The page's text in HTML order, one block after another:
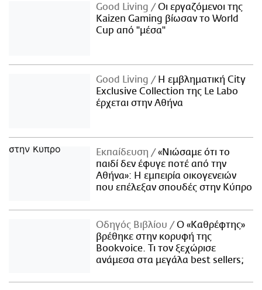
Good Living
Οι εργαζόμενοι της
Kaizen Gaming βίωσαν το World
Cup από "μέσα"
Good Living
Η εμβληματική City
Exclusive Collection της Le Labo
έρχεται στην Αθήνα
Εκπαίδευση
«Νιώσαμε ότι το
παιδί δεν έφυγε ποτέ από την
Αθήνα»: Η εμπειρία οικογενειών
που επέλεξαν σπουδές στην Κύπρο
Οδηγός Βιβλίου
Ο «Καθρέφτης»
βρέθηκε στην κορυφή της
Bookvoice. Τι τον ξεχώρισε
ανάμεσα στα μεγάλα best sellers;